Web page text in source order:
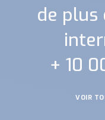
de plus
+ 10
VOIR